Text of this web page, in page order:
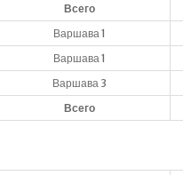
Всего
Варшава 1
Варшава 1
Варшава 3
Всего